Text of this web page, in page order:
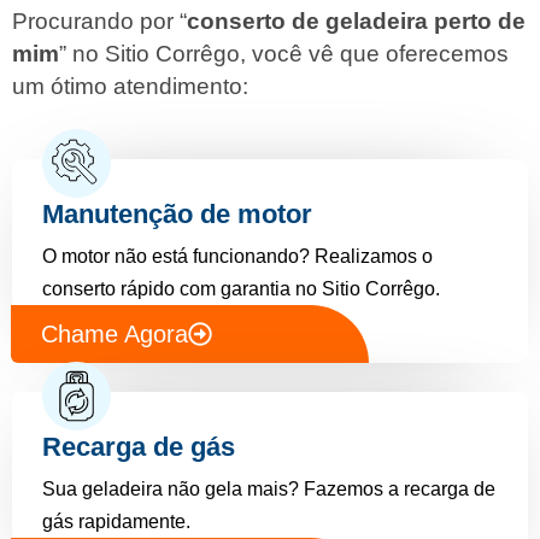
Procurando por “conserto de geladeira perto de
mim” no Sitio Corrêgo, você vê que oferecemos
um ótimo atendimento:
Manutenção de motor
O motor não está funcionando? Realizamos o
conserto rápido com garantia no Sitio Corrêgo.
Chame Agora
Recarga de gás
Sua geladeira não gela mais? Fazemos a recarga de
gás rapidamente.